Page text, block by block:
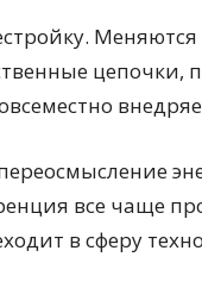
цепочки,
все чаще
в сферу